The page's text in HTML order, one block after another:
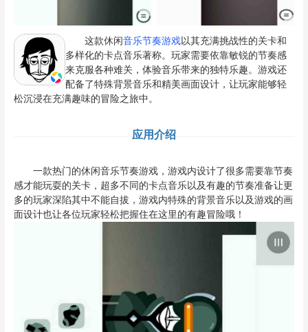
这款休闲音乐节奏游戏以其充满挑战性的关卡和
多样化的卡点音乐著称。玩家需要依靠敏锐的节奏感
来克服各种难关，体验音乐带来的独特乐趣。游戏还
配备了特殊背景音乐和精美画面设计，让玩家能够轻
松沉浸在充满趣味的冒险之旅中。
应用介绍
一款热门的休闲音乐节奏游戏，游戏内设计了很多需要靠节奏
感才能玩耍的关卡，超多不同的卡点音乐以及有趣的节奏准备让更
多的玩家深陷其中不能自拔，游戏内特殊的背景音乐以及游戏的画
面设计也让各位玩家轻松把握住在这里的有趣冒险哦！